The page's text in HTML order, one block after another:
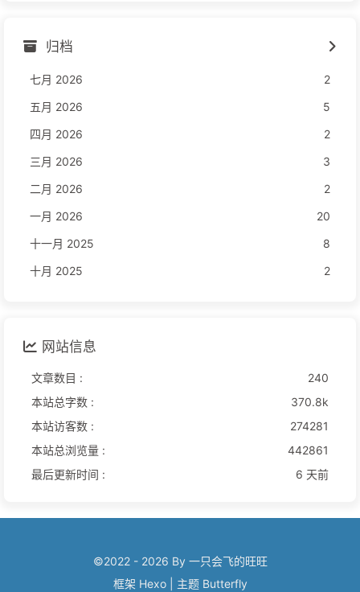
归档
七月 2026
2
五月 2026
5
四月 2026
2
三月 2026
3
二月 2026
2
一月 2026
20
十一月 2025
8
十月 2025
2
网站信息
文章数目 :
240
本站总字数 :
370.8k
本站访客数 :
274281
本站总浏览量 :
442861
最后更新时间 :
6 天前
©2022 - 2026 By 一只会飞的旺旺
框架 Hexo 主题 Butterfly